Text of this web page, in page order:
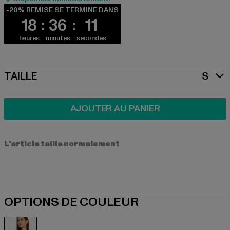
-20% REMISE SE TERMINE DANS
18
heures
36
minutes
11
secondes
SIZE
TAILLE S
AJOUTER AU PANIER
L'article taille normalement
OPTIONS DE COULEUR